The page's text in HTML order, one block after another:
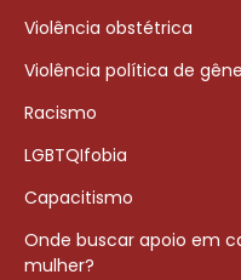
Violência obstétrica
Violência política de
Racismo
LGBTQIfobia
Capacitismo
Onde buscar apoio em
mulher?